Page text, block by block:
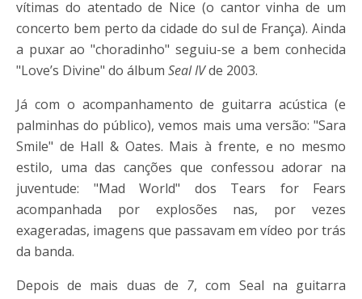
vítimas do atentado de Nice (o cantor vinha de um
concerto bem perto da cidade do sul de França). Ainda
a puxar ao "choradinho" seguiu-se a bem conhecida
"Love’s Divine" do álbum Seal IVde 2003.
Já com o acompanhamento de guitarra acústica (e
palminhas do público), vemos mais uma versão: "Sara
Smile" de Hall & Oates. Mais à frente, e no mesmo
estilo, uma das canções que confessou adorar na
juventude: "Mad World" dos Tears for Fears
acompanhada por explosões nas, por vezes
exageradas, imagens que passavam em vídeo por trás
da banda.
Depois de mais duas de 7, com Seal na guitarra